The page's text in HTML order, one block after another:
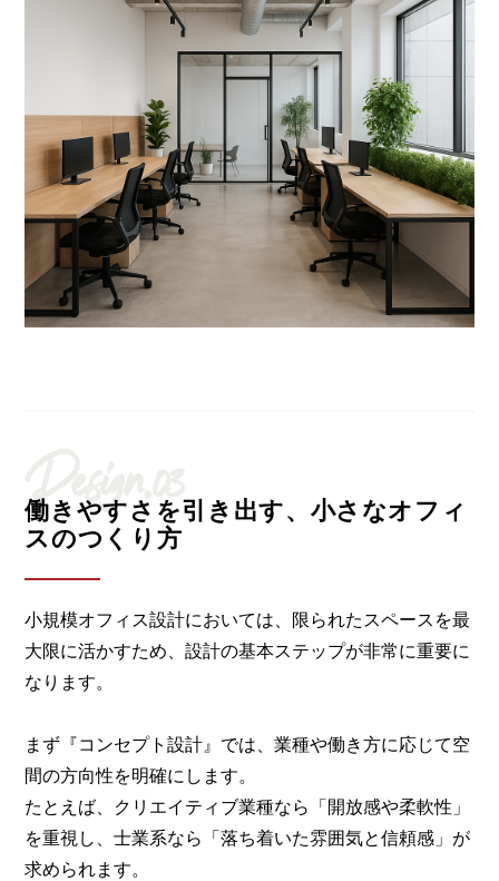
Design.03
働きやすさを引き出す、小さなオフィ
スのつくり方
小規模オフィス設計においては、限られたスペースを最
大限に活かすため、設計の基本ステップが非常に重要に
なります。
まず『コンセプト設計』では、業種や働き方に応じて空
間の方向性を明確にします。
たとえば、クリエイティブ業種なら「開放感や柔軟性」
を重視し、士業系なら「落ち着いた雰囲気と信頼感」が
求められます。